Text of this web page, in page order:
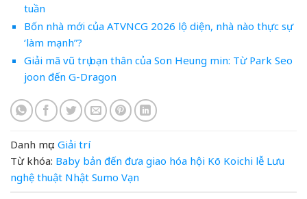
tuần
Bốn nhà mới của ATVNCG 2026 lộ diện, nhà nào thực sự
‘làm mạnh”?
Giải mã vũ trụ bạn thân của Son Heung min: Từ Park Seo
joon đến G-Dragon
Danh mục: Giải trí
Từ khóa: Baby bản đến đưa giao hóa hội Kō Koichi lễ Lưu
nghệ thuật Nhật Sumo Vạn